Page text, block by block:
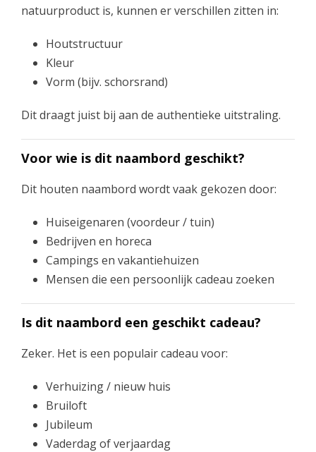
natuurproduct is, kunnen er verschillen zitten in:
Houtstructuur
Kleur
Vorm (bijv. schorsrand)
Dit draagt juist bij aan de authentieke uitstraling.
Voor wie is dit naambord geschikt?
Dit houten naambord wordt vaak gekozen door:
Huiseigenaren (voordeur / tuin)
Bedrijven en horeca
Campings en vakantiehuizen
Mensen die een persoonlijk cadeau zoeken
Is dit naambord een geschikt cadeau?
Zeker. Het is een populair cadeau voor:
Verhuizing / nieuw huis
Bruiloft
Jubileum
Vaderdag of verjaardag